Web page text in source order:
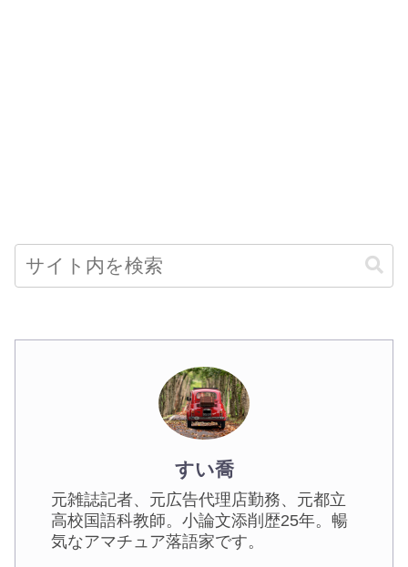
すい喬
元雑誌記者、元広告代理店勤務、元都立
高校国語科教師。小論文添削歴25年。暢
気なアマチュア落語家です。